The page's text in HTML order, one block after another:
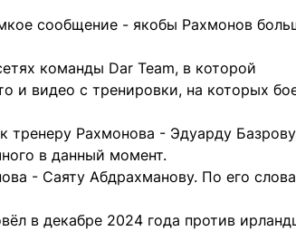
сообщение - якобы Рахмонов
команды Dar Team, в которой
и видео с тренировки, на которых
тренеру Рахмонова - Эдуарду
в данный момент.
- Саяту Абдрахманову. По его
в декабре 2024 года против